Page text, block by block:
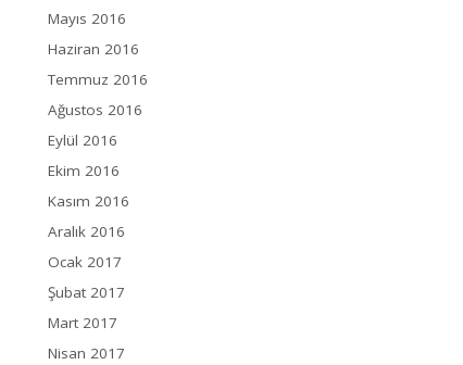
Mayıs 2016
Haziran 2016
Temmuz 2016
Ağustos 2016
Eylül 2016
Ekim 2016
Kasım 2016
Aralık 2016
Ocak 2017
Şubat 2017
Mart 2017
Nisan 2017